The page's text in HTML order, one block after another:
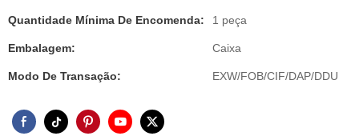
Quantidade Mínima De Encomenda: 1 peça
Embalagem: Caixa
Modo De Transação: EXW/FOB/CIF/DAP/DDU